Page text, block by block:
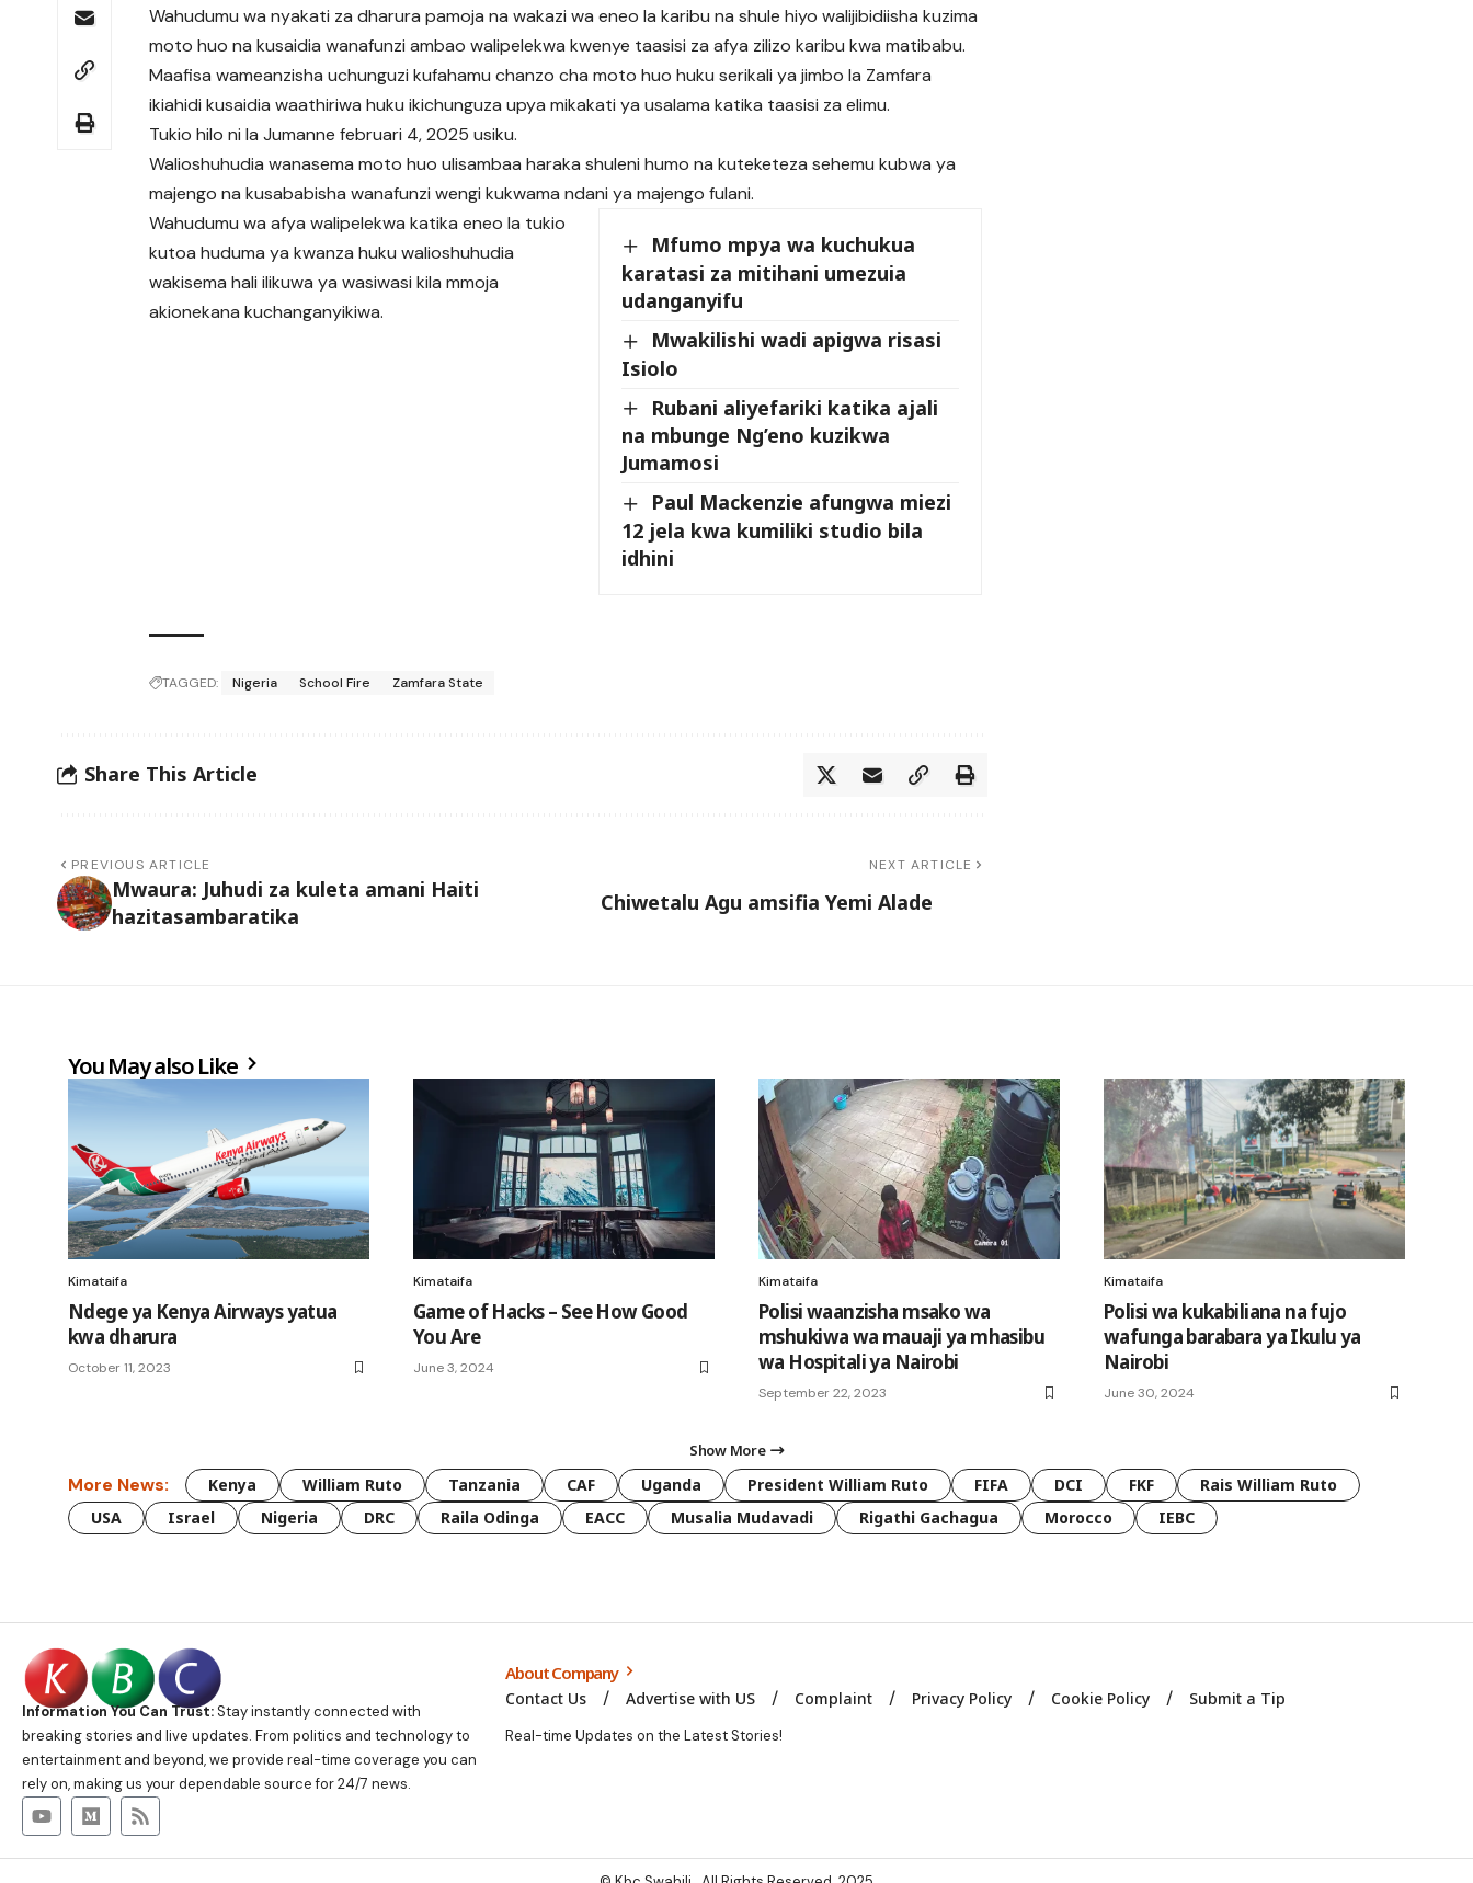
Wahudumu wa nyakati za dharura pamoja na wakazi wa eneo la karibu na shule hiyo walijibidiisha kuzima
moto huo na kusaidia wanafunzi ambao walipelekwa kwenye taasisi za afya zilizo karibu kwa matibabu.
Maafisa wameanzisha uchunguzi kufahamu chanzo cha moto huo huku serikali ya jimbo la Zamfara
ikiahidi kusaidia waathiriwa huku ikichunguza upya mikakati ya usalama katika taasisi za elimu.
Tukio hilo ni la Jumanne februari 4, 2025 usiku.
Walioshuhudia wanasema moto huo ulisambaa haraka shuleni humo na kuteketeza sehemu kubwa ya
majengo na kusababisha wanafunzi wengi kukwama ndani ya majengo fulani.
Mfumo mpya wa kuchukua
karatasi za mitihani umezuia
udanganyifu
Mwakilishi wadi apigwa risasi
Isiolo
Rubani aliyefariki katika ajali
na mbunge Ng’eno kuzikwa
Jumamosi
Paul Mackenzie afungwa miezi
12 jela kwa kumiliki studio bila
idhini
Wahudumu wa afya walipelekwa katika eneo la tukio
kutoa huduma ya kwanza huku walioshuhudia
wakisema hali ilikuwa ya wasiwasi kila mmoja
akionekana kuchanganyikiwa.
TAGGED: Nigeria School Fire Zamfara State
Share This Article
PREVIOUS ARTICLE
Mwaura: Juhudi za kuleta amani Haiti
hazitasambaratika
NEXT ARTICLE
Chiwetalu Agu amsifia Yemi Alade
You May also Like
Kimataifa
Ndege ya Kenya Airways yatua
kwa dharura
October 11, 2023
Kimataifa
Game of Hacks – See How Good
You Are
June 3, 2024
Kimataifa
Polisi waanzisha msako wa
mshukiwa wa mauaji ya mhasibu
wa Hospitali ya Nairobi
September 22, 2023
Kimataifa
Polisi wa kukabiliana na fujo
wafunga barabara ya Ikulu ya
Nairobi
June 30, 2024
Show More
More News: Kenya William Ruto Tanzania CAF Uganda President William Ruto FIFA DCI FKF
Rais William Ruto
USA
Israel Nigeria DRC Raila Odinga EACC Musalia Mudavadi Rigathi Gachagua Morocco IEBC
Information You Can Trust:Stay instantly connected with
breaking stories and live updates. From politics and technology to
entertainment and beyond, we provide real-time coverage you can
rely on, making us your dependable source for 24/7 news.
About Company
Contact Us Advertise with US Complaint Privacy Policy Cookie Policy Submit a Tip
Real-time Updates on the Latest Stories!